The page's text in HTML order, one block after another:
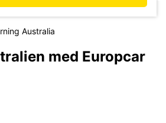
Australia
med Europcar